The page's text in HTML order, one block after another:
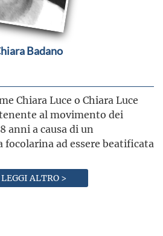
Badano
Chiara Luce o Chiara Luce
al movimento dei
anni a causa di un
focolarina ad essere beatificata
LEGGI ALTRO >